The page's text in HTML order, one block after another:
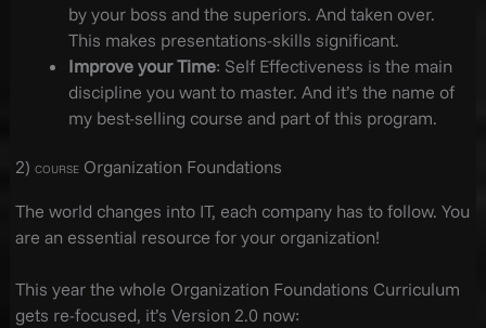
by your boss and the superiors. And taken over.
This makes presentations-skills significant.
Improve your Time: Self Effectiveness is the main
discipline you want to master. And it’s the name of
my best-selling course and part of this program.
2) COURSEOrganization Foundations
The world changes into IT, each company has to follow. You
are an essential resource for your organization!
This year the whole Organization Foundations Curriculum
gets re-focused, it’s Version 2.0 now: